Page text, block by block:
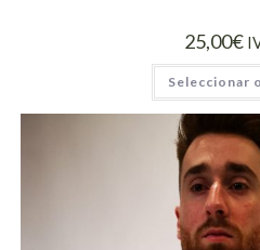
25,00€
Seleccionar